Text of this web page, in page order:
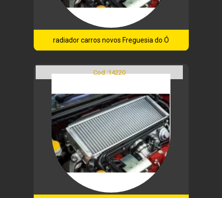
radiador carros novos Freguesia do Ó
Cod.:14220